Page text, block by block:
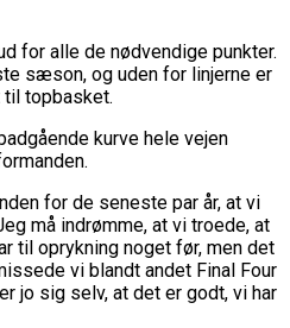
for alle de nødvendige punkter.
sæson, og uden for linjerne er
topbasket.
kurve hele vejen
for de seneste par år, at vi
må indrømme, at vi troede, at
til oprykning noget før, men det
vi blandt andet Final Four
jo sig selv, at det er godt, vi har